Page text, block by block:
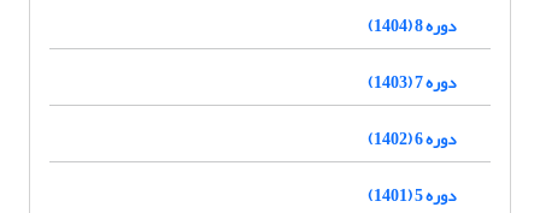
دوره 8 (1404)
دوره 7 (1403)
دوره 6 (1402)
دوره 5 (1401)